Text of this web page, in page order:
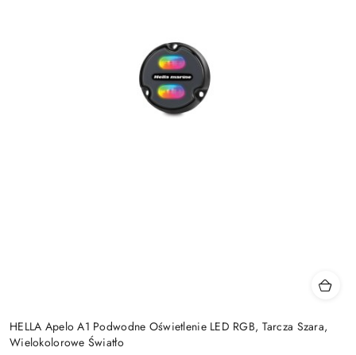
HELLA Apelo A1 Podwodne Oświetlenie LED RGB, Tarcza Szara,
Wielokolorowe Światło